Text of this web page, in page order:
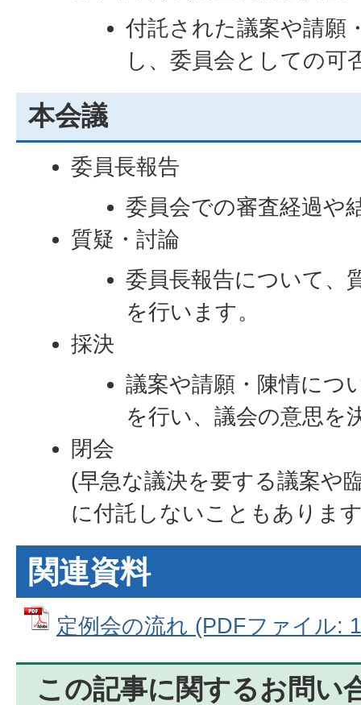
付託された議案や請願
し、委員会としての可
本会議
委員長報告
委員会での審査経過や
質疑・討論
委員長報告について、
を行います。
採決
議案や請願・陳情につ
を行い、議会の意思を
閉会
(早急な議決を要する議案や
に付託しないこともありま
関連資料
定例会の流れ (PDFファイル:
この記事に関するお問い